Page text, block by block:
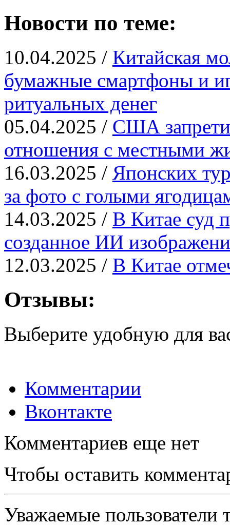
Новости по теме:
10.04.2025 / Китайская
бумажные смартфоны и
ритуальных денег
05.04.2025 / США
отношения с местными
16.03.2025 / Японских
за фото с голыми
14.03.2025 / В Китае суд
созданное ИИ
12.03.2025 / В Китае
Отзывы:
Выберите удобную для
Комментарии
Вконтакте
Комментариев еще нет
Чтобы оставить
Уважаемые пользователи